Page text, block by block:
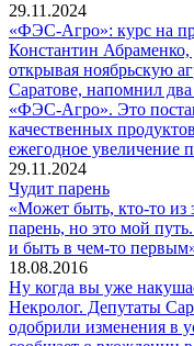
29.11.2024
«ФЭС-Агро»: курс на
Константин Абраменко,
открывая ноябрьскую
Саратове, напомнил
«ФЭС-Агро». Это
качественных
ежегодное увеличение
29.11.2024
Чудит парень
«Может быть, кто-то из
парень, но это мой
и быть в чем-то
18.08.2016
Ну когда вы уже
Некролог. Депутаты
одобрили изменения в